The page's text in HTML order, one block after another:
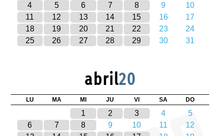
4
5 6 7 8 9
10
11
12 13 14 15 16
17
18
19 20 21 22 23
24
25
26 27 28 29 30 31
abril20
LU MA MI JU VI SA DO
1 2 3 4
5
6
7 8 9 10 11
12